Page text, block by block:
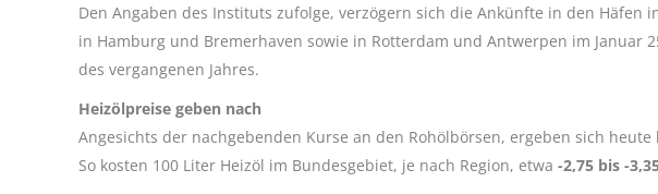
Den Angaben des Instituts zufolge, verzögern sich die Ankünfte in den Häfen
in Hamburg und Bremerhaven sowie in Rotterdam und Antwerpen im Januar
des vergangenen Jahres.
Heizölpreise geben nach
Angesichts der nachgebenden Kurse an den Rohölbörsen, ergeben sich
So kosten 100 Liter Heizöl im Bundesgebiet, je nach Region, etwa -2,75 bis -